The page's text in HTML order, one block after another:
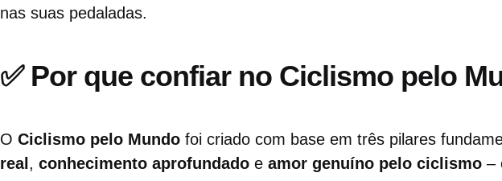
nas suas pedaladas.
✅ Por que confiar no Ciclismo pelo
O Ciclismo pelo Mundo foi criado com base em três pilares
real , conhecimento aprofundado e amor genuíno pelo ciclismo –